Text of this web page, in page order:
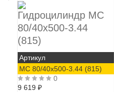
Гидроцилиндр МС
80/40х500-3.44
(815)
Артикул
МС 80/40х500-3.44 (815)
0
9 619 ₽